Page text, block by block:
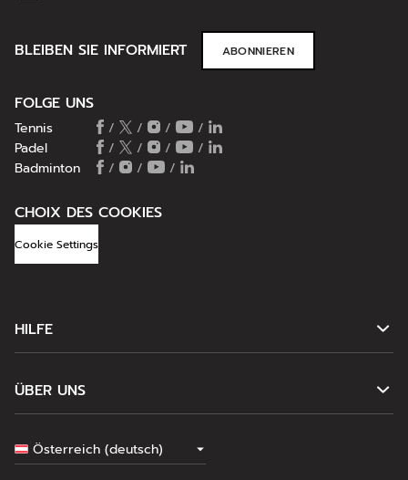
BLEIBEN SIE INFORMIERT ABONNIEREN
FOLGE UNS
Tennis / / /
/
Padel
/ / /
/
Badminton
/ / /
CHOIX DES COOKIES
Cookie Settings
HILFE
ÜBER UNS
Österreich (deutsch)